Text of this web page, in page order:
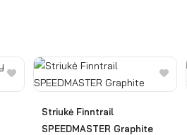
Striukė Finntrail
SPEEDMASTER Graphite